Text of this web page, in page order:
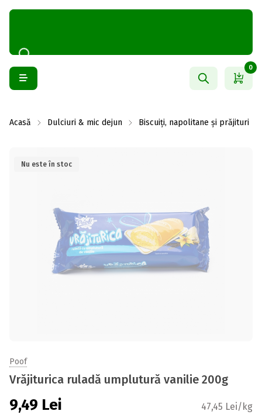
0
Acasă Dulciuri & mic dejun Biscuiți, napolitane și prăjituri
Nu este în stoc
Poof
Vrăjiturica ruladă umplutură vanilie 200g
9,49 Lei 47,45 Lei/kg